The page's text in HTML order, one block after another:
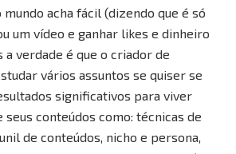
mundo acha fácil (dizendo que é só
um vídeo e ganhar likes e dinheiro
a verdade é que o criador de
vários assuntos se quiser se
significativos para viver
conteúdos como: técnicas de
de conteúdos, nicho e persona,